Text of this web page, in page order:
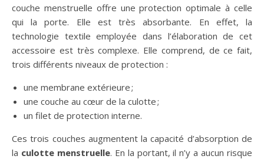
couche menstruelle offre une protection optimale à celle
qui la porte. Elle est très absorbante. En effet, la
technologie textile employée dans l’élaboration de cet
accessoire est très complexe. Elle comprend, de ce fait,
trois différents niveaux de protection :
une membrane extérieure ;
une couche au cœur de la culotte ;
un filet de protection interne.
Ces trois couches augmentent la capacité d’absorption de
la culotte menstruelle. En la portant, il n’y a aucun risque